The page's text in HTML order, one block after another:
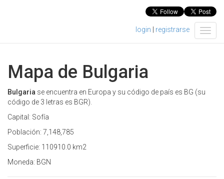
T
o
login registrarse
Mapa de Bulgaria
Bulgaria se encuentra en Europa y su código de país es BG (su
código de 3 letras es BGR).
Capital: Sofía
Población: 7,148,785
Superficie: 110910.0 km2
Moneda: BGN